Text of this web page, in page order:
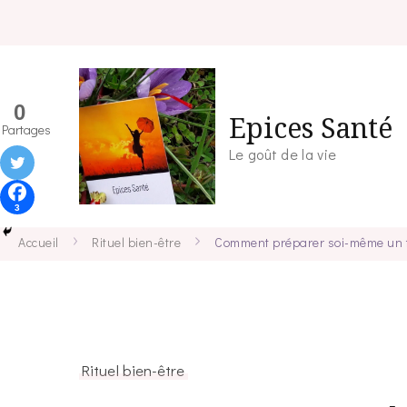
Epices Santé
Le goût de la vie
Accueil Rituel bien-être Comment préparer soi-même un
Rituel bien-être
0
Partages
3